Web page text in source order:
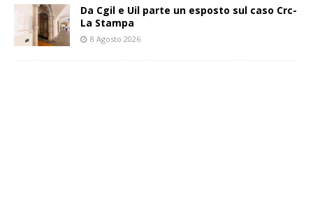
Da Cgil e Uil parte un esposto sul caso Crc-
La Stampa
8 Agosto 2026